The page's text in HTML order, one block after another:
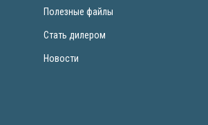
Полезные файлы
Стать дилером
Новости